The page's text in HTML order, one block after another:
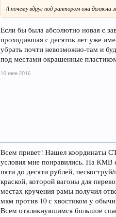
А почему вдруг под раптором она должна
Если бы была абсолютно новая с
проходившая с десяток лет уже
убрать почти невозможно-там и
под местами окрашенные
10 июн 2016
Всем привет! Нашел координаты
условия мне понравились. На КМВ
пяти до десяти рублей,
краской, которой вагоны для
местах кручения рамы получил
мкм против 10 с хвостиком у
Всем откликнувшимся большое